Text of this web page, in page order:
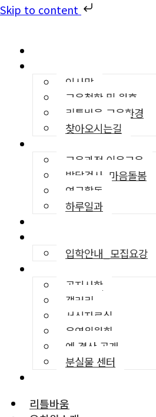
Skip to content
인사말
교육철학 및 원훈
리틀바움 교육환경
찾아오시는길
교육과정·이음교육
발달검사, 마음돌봄
연구활동
하루일과
입학안내_모집요강
공지사항
갤러리
서식자료실
운영위원회
예·결산 공개
분실물 센터
리틀바움